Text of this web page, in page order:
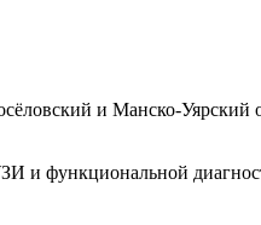
и Манско-Уярский
и функциональной